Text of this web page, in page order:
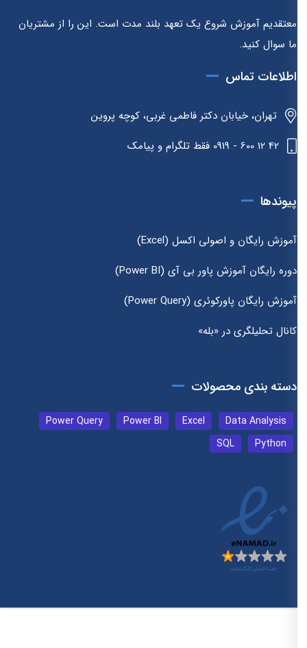
معتقدیم آموزش شروع یک تعهد بلند مدت است. این را از مشتریان
ما سوال کنید.
اطلاعات تماس
تهران، خیابان دکتر فاطمی غربی، کوچه پروین
پیوندها
آموزش رایگان و اصولی اکسل (Excel)
دوره رایگان آموزش پاور بی آی (Power BI)
آموزش رایگان پاورکوئری (Power Query)
کانال تحلیلگری در «بله»
دسته بندی محصولات
Data Analysis
Excel
Power BI
Power Query
Python
SQL